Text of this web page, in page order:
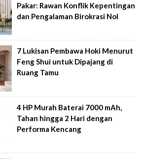
Pakar: Rawan Konflik Kepentingan
dan Pengalaman Birokrasi Nol
7 Lukisan Pembawa Hoki Menurut
Feng Shui untuk Dipajang di
Ruang Tamu
4 HP Murah Baterai 7000 mAh,
Tahan hingga 2 Hari dengan
Performa Kencang